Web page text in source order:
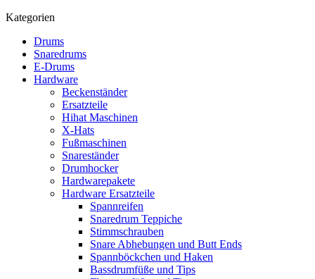
Kategorien
Drums
Snaredrums
E-Drums
Hardware
Beckenständer
Ersatzteile
Hihat Maschinen
X-Hats
Fußmaschinen
Snareständer
Drumhocker
Hardwarepakete
Hardware Ersatzteile
Spannreifen
Snaredrum Teppiche
Stimmschrauben
Snare Abhebungen und Butt Ends
Spannböckchen und Haken
Bassdrumfüße und Tips